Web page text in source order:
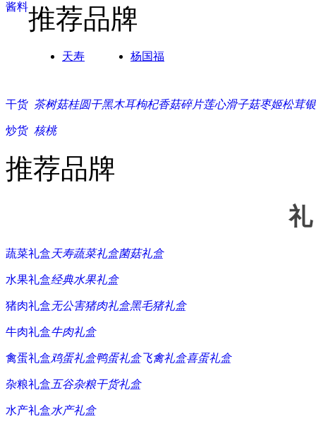
酱料推荐品牌
天寿 杨国福
干货 茶树菇桂圆干黑木耳枸杞香菇碎片莲心滑子菇枣姬松茸
炒货 核桃
推荐品牌
蔬菜礼盒 天寿蔬菜礼盒菌菇礼盒
水果礼盒经典水果礼盒
猪肉礼盒无公害猪肉礼盒黑毛猪礼盒
牛肉礼盒牛肉礼盒
禽蛋礼盒鸡蛋礼盒鸭蛋礼盒飞禽礼盒喜蛋礼盒
杂粮礼盒 五谷杂粮干货礼盒
水产礼盒水产礼盒